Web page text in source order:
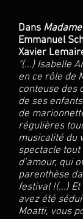
Dans
Emmanuel
Xavier
"(...) Isabelle
en ce rôle de
conteuse des
de ses
de
régulières
musicalité du
spectacle
d’amour, qui
parenthèse
festival !(...)
avez été
Moatti, vous